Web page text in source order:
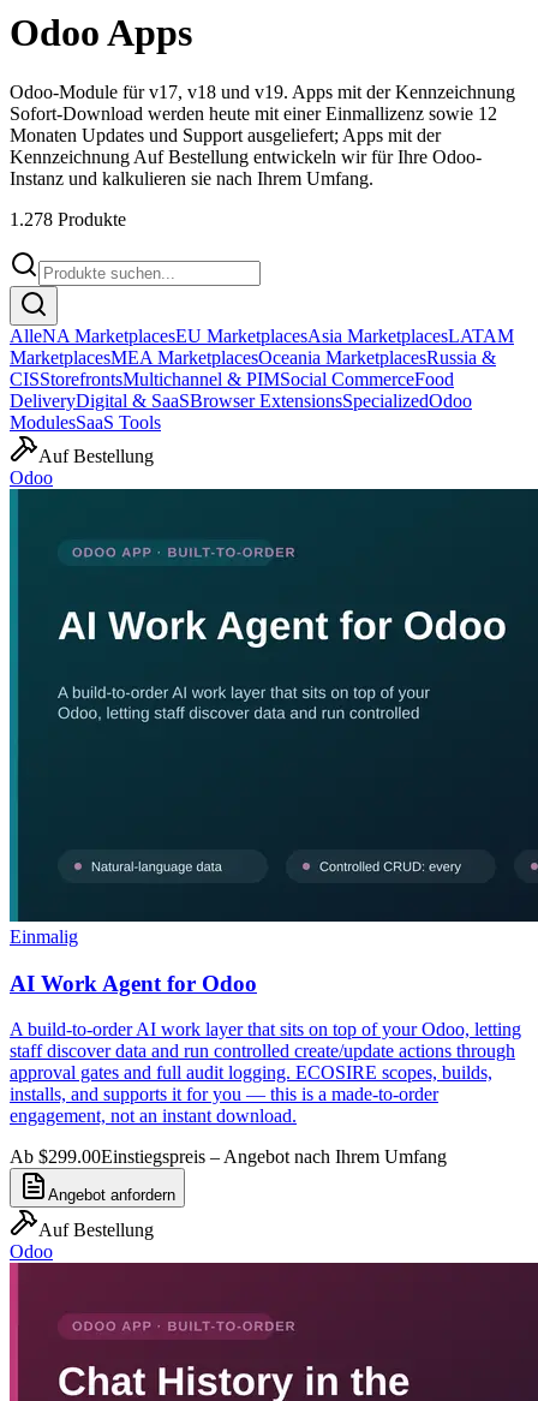
Odoo Apps
Odoo-Module für v17, v18 und v19. Apps mit der Kennzeichnung
Sofort-Download werden heute mit einer Einmallizenz sowie 12
Monaten Updates und Support ausgeliefert; Apps mit der
Kennzeichnung Auf Bestellung entwickeln wir für Ihre Odoo-
Instanz und kalkulieren sie nach Ihrem Umfang.
1.278 Produkte
AlleNA MarketplacesEU MarketplacesAsia MarketplacesLATAM
MarketplacesMEA MarketplacesOceania MarketplacesRussia &
CISStorefrontsMultichannel & PIMSocial CommerceFood
DeliveryDigital & SaaSBrowser ExtensionsSpecializedOdoo
ModulesSaaS Tools
Auf Bestellung
Odoo
Einmalig
AI Work Agent for Odoo
A build-to-order AI work layer that sits on top of your Odoo, letting
staff discover data and run controlled create/update actions through
approval gates and full audit logging. ECOSIRE scopes, builds,
installs, and supports it for you — this is a made-to-order
engagement, not an instant download.
Ab $299.00Einstiegspreis – Angebot nach Ihrem Umfang
Angebot anfordern
Auf Bestellung
Odoo